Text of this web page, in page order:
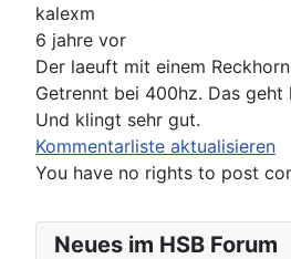
Neues im HSB Forum
kalexm
6 jahre vor
Der laeuft mit einem
Getrennt bei 400hz. Das geht
Und klingt sehr gut.
Kommentarliste aktualisieren
You have no rights to post